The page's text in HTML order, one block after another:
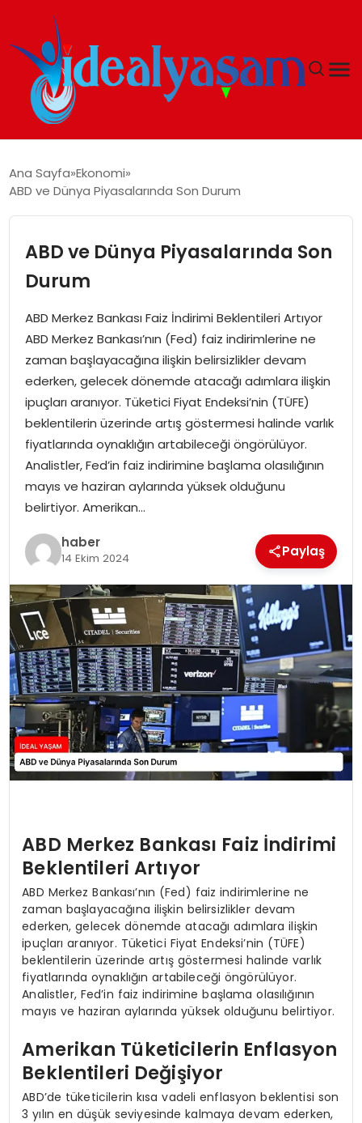
EKONOMI
İDEAL YAŞAM
İDEAL SPOR
YAŞAM
MAGAZIN
SAĞLIK
SOSYAL HABER
Ana Sayfa Ekonomi
ABD ve Dünya Piyasalarında Son Durum
ABD ve Dünya Piyasalarında Son
Durum
ABD Merkez Bankası Faiz İndirimi Beklentileri Artıyor
ABD Merkez Bankası’nın (Fed) faiz indirimlerine ne
zaman başlayacağına ilişkin belirsizlikler devam
ederken, gelecek dönemde atacağı adımlara ilişkin
ipuçları aranıyor. Tüketici Fiyat Endeksi’nin (TÜFE)
beklentilerin üzerinde artış göstermesi halinde varlık
fiyatlarında oynaklığın artabileceği öngörülüyor.
Analistler, Fed’in faiz indirimine başlama olasılığının
mayıs ve haziran aylarında yüksek olduğunu
belirtiyor. Amerikan…
haber
14 Ekim 2024 Paylaş
ABD Merkez Bankası Faiz İndirimi
Beklentileri Artıyor
ABD Merkez Bankası’nın (Fed) faiz indirimlerine ne
zaman başlayacağına ilişkin belirsizlikler devam
ederken, gelecek dönemde atacağı adımlara ilişkin
ipuçları aranıyor. Tüketici Fiyat Endeksi’nin (TÜFE)
beklentilerin üzerinde artış göstermesi halinde varlık
fiyatlarında oynaklığın artabileceği öngörülüyor.
Analistler, Fed’in faiz indirimine başlama olasılığının
mayıs ve haziran aylarında yüksek olduğunu belirtiyor.
Amerikan Tüketicilerin Enflasyon
Beklentileri Değişiyor
ABD’de tüketicilerin kısa vadeli enflasyon beklentisi son
3 yılın en düşük seviyesinde kalmaya devam ederken,